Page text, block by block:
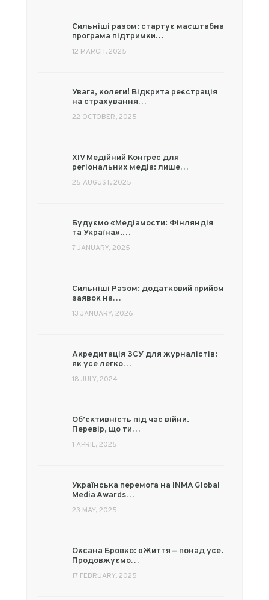
Сильніші разом: стартує масштабна
програма підтримки…
12 MARCH, 2025
Увага, колеги! Відкрита реєстрація
на страхування…
22 OCTOBER, 2025
XIV Медійний Конгрес для
регіональних медіа: лише…
25 AUGUST, 2025
Будуємо «Медіамости: Фінляндія
та Україна».…
7 JANUARY, 2025
Сильніші Разом: додатковий прийом
заявок на…
13 JANUARY, 2026
Акредитація ЗСУ для журналістів:
як усе легко…
18 JULY, 2024
Об’єктивність під час війни.
Перевір, що ти…
1 APRIL, 2025
Українська перемога на INMA Global
Media Awards…
23 MAY, 2025
Оксана Бровко: «Життя — понад усе.
Продовжуємо…
17 FEBRUARY, 2025